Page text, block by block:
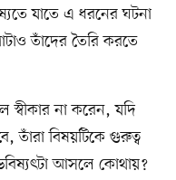
যাতে এ ধরনের ঘটনা
তাঁদের তৈরি করতে
স্বীকার না করেন, যদি
তাঁরা বিষয়টিকে গুরুত্ব
আসলে কোথায়?